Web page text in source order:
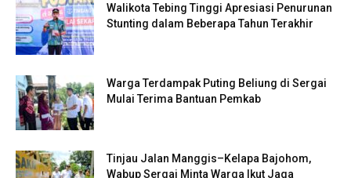
Walikota Tebing Tinggi Apresiasi Penurunan
Stunting dalam Beberapa Tahun Terakhir
Warga Terdampak Puting Beliung di Sergai
Mulai Terima Bantuan Pemkab
Tinjau Jalan Manggis–Kelapa Bajohom,
Wabup Sergai Minta Warga Ikut Jaga